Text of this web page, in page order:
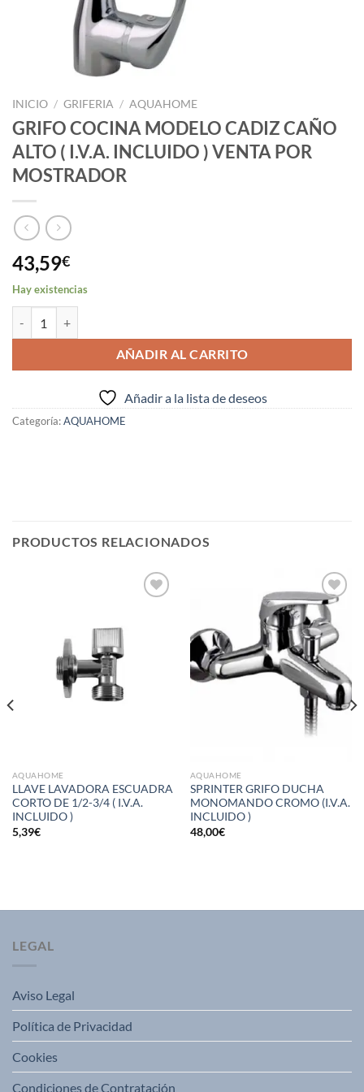
INICIO / GRIFERIA / AQUAHOME
GRIFO COCINA MODELO CADIZ CAÑO
ALTO ( I.V.A. INCLUIDO ) VENTA POR
MOSTRADOR
43,59€
Hay existencias
AÑADIR AL CARRITO
Añadir a la lista de deseos
Categoría:AQUAHOME
PRODUCTOS RELACIONADOS
AQUAHOME
LLAVE LAVADORA ESCUADRA
CORTO DE 1/2-3/4 ( I.V.A.
INCLUIDO )
5,39€
Añadir
a la
lista de
deseos
AQUAHOME
SPRINTER GRIFO DUCHA
MONOMANDO CROMO (I.V.A.
INCLUIDO )
48,00€
LEGAL
Aviso Legal
Política de Privacidad
Cookies
Condiciones de Contratación